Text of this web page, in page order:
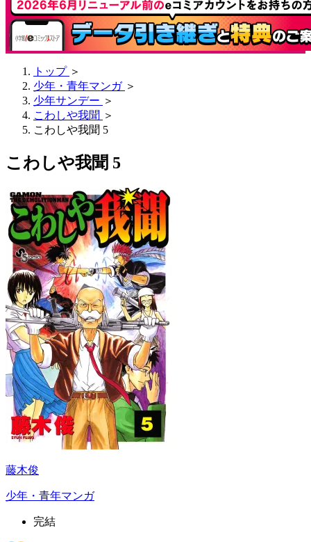
トップ ＞
少年・青年マンガ ＞
少年サンデー ＞
こわしや我聞 ＞
こわしや我聞 5
こわしや我聞 5
藤木俊
少年・青年マンガ
完結